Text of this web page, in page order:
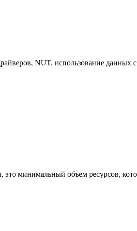
NUT, использование данных
минимальный объем ресурсов,